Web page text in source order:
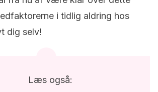
i tidlig aldring hos
dig selv!
Læs også: